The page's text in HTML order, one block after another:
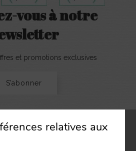
vous à notre
et promotions exclusives
S’abonner
relatives aux